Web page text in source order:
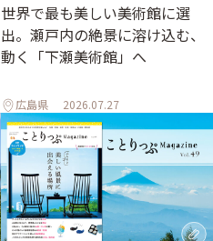
世界で最も美しい美術館に選
出。瀬戸内の絶景に溶け込む、
動く「下瀬美術館」へ
広島県 2026.07.27